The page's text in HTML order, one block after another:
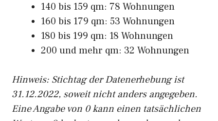
140 bis 159 qm: 78 Wohnungen
160 bis 179 qm: 53 Wohnungen
180 bis 199 qm: 18 Wohnungen
200 und mehr qm: 32 Wohnungen
Hinweis: Stichtag der Datenerhebung ist
31.12.2022, soweit nicht anders angegeben.
Eine Angabe von 0 kann einen tatsächlichen